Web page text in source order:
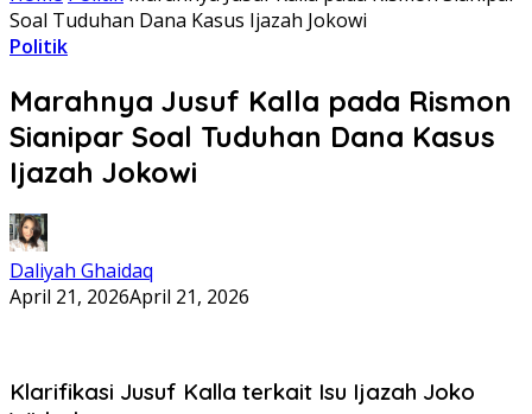
Soal Tuduhan Dana Kasus Ijazah Jokowi
Politik
Marahnya Jusuf Kalla pada Rismon
Sianipar Soal Tuduhan Dana Kasus
Ijazah Jokowi
Daliyah Ghaidaq
April 21, 2026April 21, 2026
Klarifikasi Jusuf Kalla terkait Isu Ijazah Joko